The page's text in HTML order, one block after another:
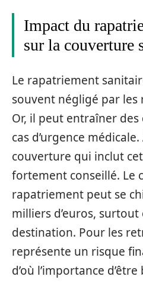
Impact du
sur la couverture
Le rapatriement
souvent négligé par les
Or, il peut entraîner
cas d’urgence
couverture qui inclut
fortement conseillé. Le
rapatriement peut se
milliers d’euros,
destination. Pour les
représente un risque
d’où l’importance